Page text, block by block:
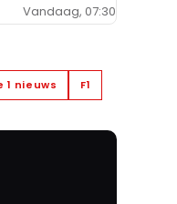
Vandaag, 07:30
1 nieuws F1